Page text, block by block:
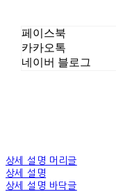
페이스북
카카오톡
네이버 블로그
상세 설명 머리글
상세 설명
상세 설명 바닥글